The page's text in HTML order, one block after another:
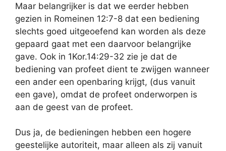
Maar belangrijker is dat we eerder hebben
gezien in Romeinen 12:7-8 dat een bediening
slechts goed uitgeoefend kan worden als deze
gepaard gaat met een daarvoor belangrijke
gave. Ook in 1Kor.14:29-32 zie je dat de
bediening van profeet dient te zwijgen wanneer
een ander een openbaring krijgt, (dus vanuit
een gave), omdat de profeet onderworpen is
aan de geest van de profeet.
Dus ja, de bedieningen hebben een hogere
geestelijke autoriteit, maar alleen als zij vanuit